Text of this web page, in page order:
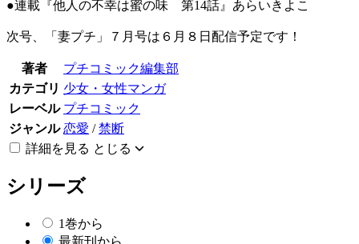
●連載『他人の不幸は蜜の味 第14話』あらいきよこ
次号、「妻プチ」７月号は６月８日配信予定です！
著者
プチコミック編集部
カテゴリ 少女・女性マンガ
レーベル プチコミック
ジャンル 恋愛 /禁断
詳細を見る とじる
シリーズ
1巻から
最新刊から